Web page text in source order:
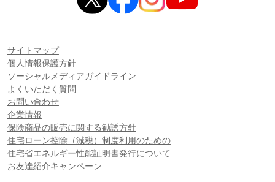
サイトマップ
個人情報保護方針
ソーシャルメディアガイドライン
よくいただく質問
お問い合わせ
企業情報
保険商品の販売に関する勧誘方針
住宅ローン控除（減税）制度利用のための
住宅省エネルギー性能証明書発行について
お友達紹介キャンペーン